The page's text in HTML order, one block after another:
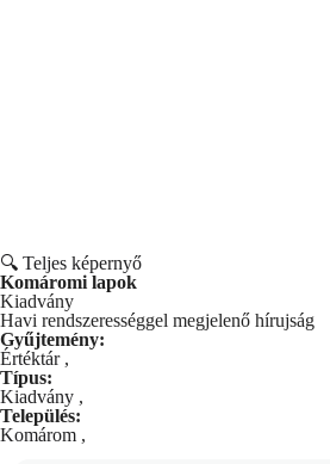
🔍 Teljes képernyő
Komáromi lapok
Kiadvány
Havi rendszerességgel megjelenő hírujság
Gyűjtemény:
Értéktár ,
Típus:
Kiadvány ,
Település:
Komárom ,